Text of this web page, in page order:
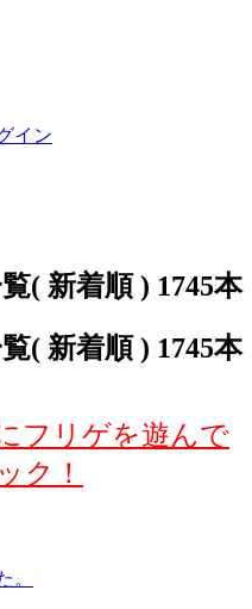
イン
( 新着順 ) 1745本
( 新着順 ) 1745本
フリゲを遊んで
ク！
。